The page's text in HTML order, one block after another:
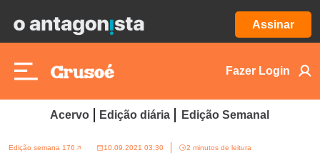
Assinar
Fazer Login
Acervo Edição diária Edição Semanal
Edição semana 176 10.09.2021 03:30 2 minutos de leitura